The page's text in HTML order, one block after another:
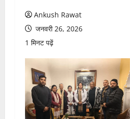
Ankush Rawat
जनवरी 26, 2026
1 मिनट पढ़ें